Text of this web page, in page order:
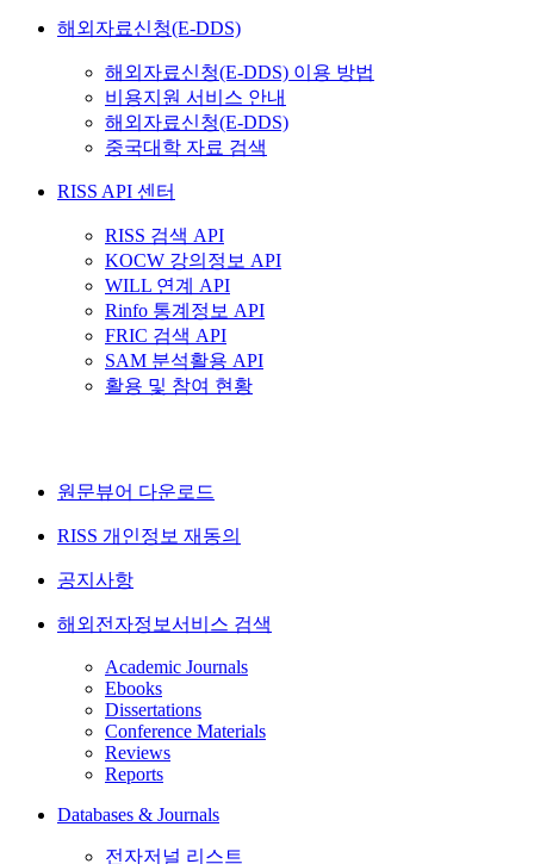
해외자료신청(E-DDS)
해외자료신청(E-DDS) 이용 방법
비용지원 서비스 안내
해외자료신청(E-DDS)
중국대학 자료 검색
RISS API 센터
RISS 검색 API
KOCW 강의정보 API
WILL 연계 API
Rinfo 통계정보 API
FRIC 검색 API
SAM 분석활용 API
활용 및 참여 현황
원문뷰어 다운로드
RISS 개인정보 재동의
공지사항
해외전자정보서비스 검색
Academic Journals
Ebooks
Dissertations
Conference Materials
Reviews
Reports
Databases & Journals
전자저널 리스트